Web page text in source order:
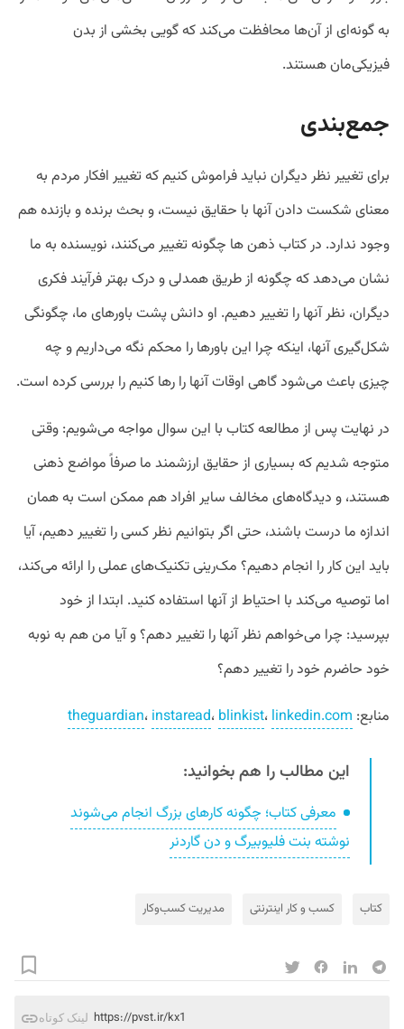
به گونه‌ای از آن‌ها محافظت می‌کند که گویی بخشی از بدن
فیزیکی‌مان هستند.
جمع‌بندی
برای تغییر نظر دیگران نباید فراموش کنیم که تغییر افکار مردم به
معنای شکست دادن آنها با حقایق نیست، و بحث برنده و بازنده هم
وجود ندارد. در کتاب ذهن ها چگونه تغییر می‌کنند، نویسنده به ما
نشان می‌دهد که چگونه از طریق همدلی و درک بهتر فرآیند فکری
دیگران، نظر آنها را تغییر دهیم. او دانش پشت باورهای ما، چگونگی
شکل‌گیری آنها، اینکه چرا این باورها را محکم نگه می‌داریم و چه
چیزی باعث می‌شود گاهی اوقات آنها را رها کنیم را بررسی کرده است.
در نهایت پس از مطالعه کتاب با این سوال مواجه می‌شویم: وقتی
متوجه شدیم که بسیاری از حقایق ارزشمند ما صرفاً مواضع ذهنی
هستند، و دیدگاه‌های مخالف سایر افراد هم ممکن است به همان
اندازه ما درست باشند، حتی اگر بتوانیم نظر کسی را تغییر دهیم، آیا
باید این کار را انجام دهیم؟ مک‌رینی تکنیک‌های عملی را ارائه می‌کند،
اما توصیه می‌کند با احتیاط از آنها استفاده کنید. ابتدا از خود
بپرسید: چرا می‌خواهم نظر آنها را تغییر دهم؟ و آیا من هم به نوبه
خود حاضرم خود را تغییر دهم؟
منابع: theguardian، instaread، blinkist، linkedin.com
این مطالب را هم بخوانید:
معرفی کتاب؛ چگونه کارهای بزرگ انجام می‌‎شوند
نوشته بنت فلیوبیرگ و دن گاردنر
کتاب کسب و کار اینترنتی مدیریت کسب‌وکار
لینک کوتاه https://pvst.ir/kx1